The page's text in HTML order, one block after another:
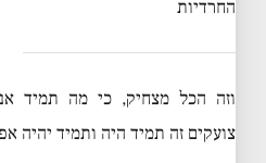
החרדיות
וזה הכל מצחיק, כי מה תמיד
צועקים זה תמיד היה ותמיד יהיה